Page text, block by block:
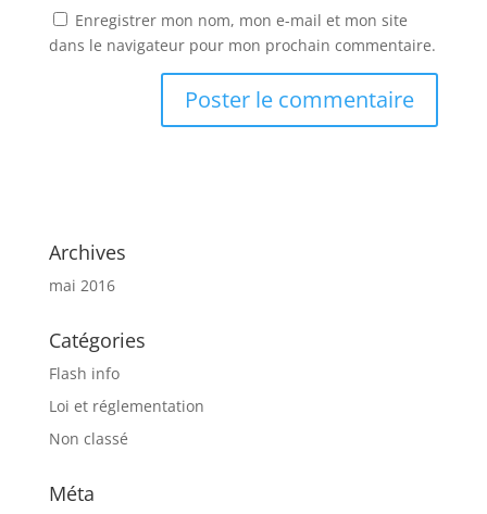
Enregistrer mon nom, mon e-mail et mon site
dans le navigateur pour mon prochain commentaire.
Archives
mai 2016
Catégories
Flash info
Loi et réglementation
Non classé
Méta